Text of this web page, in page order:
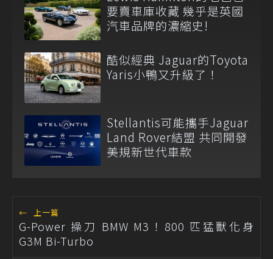
要賣車庫收藏 幾乎是英國
汽車品牌的濃縮史!
酷似經典 Jaguar的Toyota
Yaris小鴨又升級了！
Stellantis可能攜手Jaguar
Land Rover結盟 共同開發
美規新世代車款
← 上一篇
G-Power 操刀 BMW M3！800 匹猛獸化身
G3M Bi-Turbo